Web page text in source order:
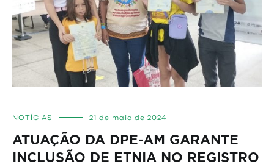
NOTÍCIAS 21 de maio de 2024
ATUAÇÃO DA DPE-AM GARANTE
INCLUSÃO DE ETNIA NO REGISTRO